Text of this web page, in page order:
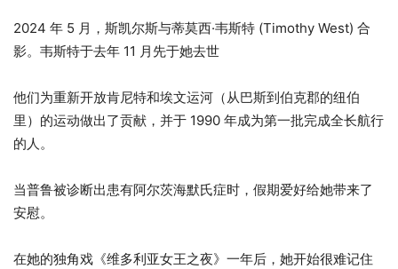
2024 年 5 月，斯凯尔斯与蒂莫西·韦斯特 (Timothy West) 合
影。韦斯特于去年 11 月先于她去世
他们为重新开放肯尼特和埃文运河（从巴斯到伯克郡的纽伯
里）的运动做出了贡献，并于 1990 年成为第一批完成全长航行
的人。
当普鲁被诊断出患有阿尔茨海默氏症时，假期爱好给她带来了
安慰。
在她的独角戏《维多利亚女王之夜》一年后，她开始很难记住